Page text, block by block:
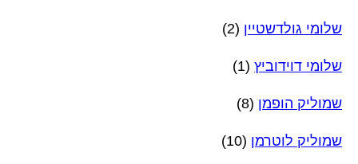
שלומי גולדשטיין (2)
שלומי דוידוביץ (1)
שמוליק הופמן (8)
שמוליק לוטרמן (10)